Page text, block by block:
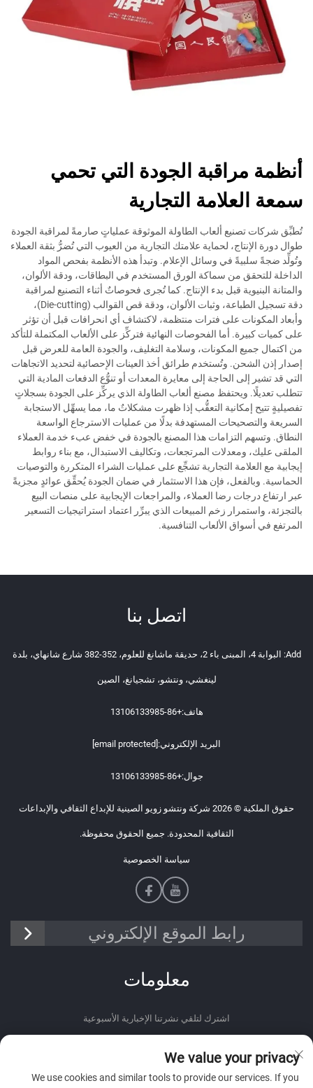
أنظمة مراقبة الجودة التي تحمي
سمعة العلامة التجارية
تُطبِّق شركات تصنيع ألعاب الطاولة الموثوقة عملياتٍ صارمةً لمراقبة الجودة
طوال دورة الإنتاج، لحماية علامتك التجارية من العيوب التي تُضرُّ بثقة العملاء
وتُولِّد ضجةً سلبيةً في وسائل الإعلام. وتبدأ هذه الأنظمة بفحص المواد
الداخلة للتحقق من سماكة الورق المستخدم في البطاقات، ودقة الألوان،
والمتانة البنيوية قبل بدء الإنتاج. كما تُجرى فحوصاتٌ أثناء التصنيع لمراقبة
دقة تسجيل الطباعة، وثبات الألوان، ودقة قص القوالب (Die-cutting)،
وأبعاد المكونات على فترات منتظمة، لاكتشاف أي انحرافات قبل أن تؤثر
على كميات كبيرة. أما الفحوصات النهائية فتركِّز على الألعاب المكتملة للتأكد
من اكتمال جميع المكونات، وسلامة التغليف، والجودة العامة للعرض قبل
إصدار إذن الشحن. وتُستخدم طرائق أخذ العينات الإحصائية لتحديد الاتجاهات
التي قد تشير إلى الحاجة إلى معايرة المعدات أو تنوُّع الدفعات المادية التي
تتطلب تعديلًا. ويحتفظ مصنع ألعاب الطاولة الذي يركِّز على الجودة بسجلاتٍ
تفصيليةٍ تتيح إمكانية التعقُّب إذا ظهرت مشكلاتٌ ما، مما يسهِّل الاستجابة
السريعة والتصحيحات المستهدفة بدلًا من عمليات الاسترجاع الواسعة
النطاق. وتسهم التزامات هذا المصنع بالجودة في خفض عبء خدمة العملاء
الملقى عليك، ومعدلات المرتجعات، وتكاليف الاستبدال، مع بناء روابط
إيجابية مع العلامة التجارية تشجِّع على عمليات الشراء المتكررة والتوصيات
الحماسية. وبالفعل، فإن هذا الاستثمار في ضمان الجودة يُحقِّق عوائدٍ مجزيةً
عبر ارتفاع درجات رضا العملاء، والمراجعات الإيجابية على منصات البيع
بالتجزئة، واستمرار زخم المبيعات الذي يبرِّر اعتماد استراتيجيات التسعير
المرتفع في أسواق الألعاب التنافسية.
اتصل بنا
Add: البوابة 4، المبنى باء 2، حديقة ماشانغ للعلوم، 352-382 شارع شانهاي، بلدة
لينغشي، ونتشو، تشجيانغ، الصين
هاتف:+86-13106133985
البريد الإلكتروني:
جوال:+86-13106133985
حقوق الملكية © 2026 شركة ونتشو زويو الصينية للإبداع الثقافي والإبداعات
الثقافية المحدودة. جميع الحقوق محفوظة.
سياسة الخصوصية
رابط الموقع الإلكتروني
معلومات
اشترك لتلقي نشرتنا الإخبارية الأسبوعية
We value your privacy
We use cookies and similar tools to provide our services. If you